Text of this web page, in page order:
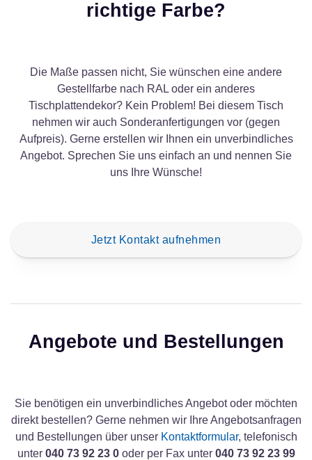
richtige Farbe?
Die Maße passen nicht, Sie wünschen eine andere
Gestellfarbe nach RAL oder ein anderes
Tischplattendekor? Kein Problem! Bei diesem Tisch
nehmen wir auch Sonderanfertigungen vor (gegen
Aufpreis). Gerne erstellen wir Ihnen ein unverbindliches
Angebot. Sprechen Sie uns einfach an und nennen Sie
uns Ihre Wünsche!
Jetzt Kontakt aufnehmen
Angebote und Bestellungen
Sie benötigen ein unverbindliches Angebot oder möchten
direkt bestellen? Gerne nehmen wir Ihre Angebotsanfragen
und Bestellungen über unser Kontaktformular, telefonisch
unter 040 73 92 23 0oder per Fax unter 040 73 92 23 99